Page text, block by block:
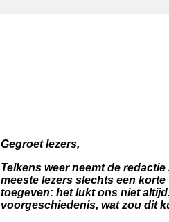
Gegroet lezers,
Telkens weer neemt de
meeste lezers slechts een
toegeven: het lukt ons niet
voorgeschiedenis, wat zou dit